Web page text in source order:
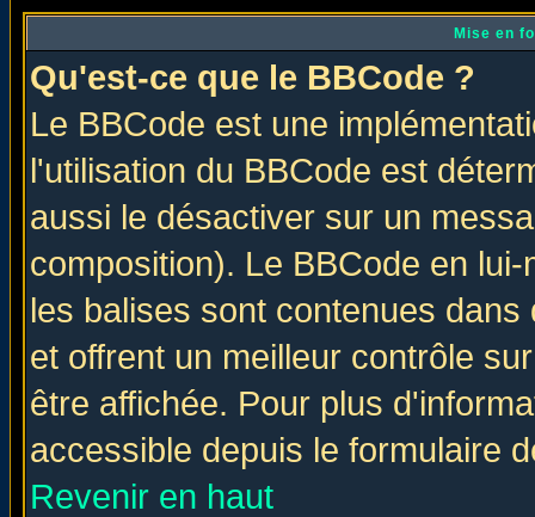
Mise en
Qu'est-ce que le BBCode ?
Le BBCode est une
l'utilisation du BBCode est
aussi le désactiver sur un
composition). Le BBCode en
les balises sont contenues
et offrent un meilleur contrôle
être affichée. Pour plus
accessible depuis le formulaire
Revenir en haut